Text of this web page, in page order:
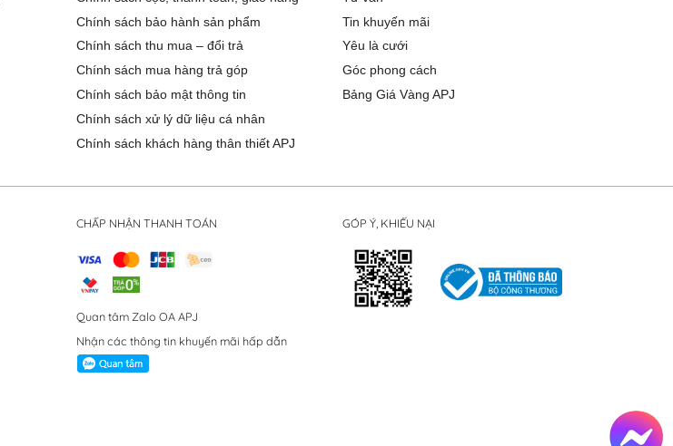
Chính sách bảo hành sản phẩm
Chính sách thu mua – đổi trả
Chính sách mua hàng trả góp
Chính sách bảo mật thông tin
Chính sách xử lý dữ liệu cá nhân
Chính sách khách hàng thân thiết APJ
Tin khuyến mãi
Yêu là cưới
Góc phong cách
Bảng Giá Vàng APJ
CHẤP NHẬN THANH TOÁN
Quan tâm Zalo OA APJ
Nhận các thông tin khuyến mãi hấp dẫn
GÓP Ý, KHIẾU NẠI